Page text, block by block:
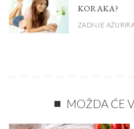
KORAKA?
ZADNJE
MOŽDA ĆE